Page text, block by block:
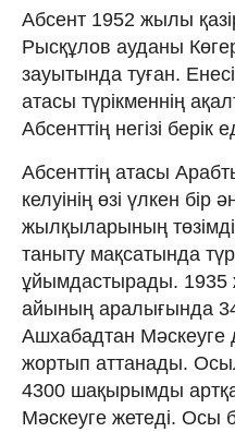
Абсент 1952 жылы
Рысқұлов ауданы
зауытында туған.
атасы түрікменнің
Абсенттің негізі берік
Абсенттің атасы
келуінің өзі үлкен бір
жылқыларының
таныту мақсатында
ұйымдастырады.
айының аралығында
Ашхабадтан Мәскеуге
жортып аттанады.
4300 шақырымды
Мәскеуге жетеді. Осы